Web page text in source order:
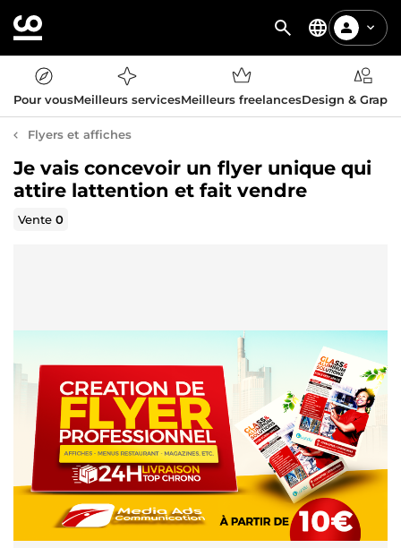
Pour vousMeilleurs servicesMeilleurs freelancesDesign &
Flyers et affiches
Je vais concevoir un flyer unique qui
attire lattention et fait vendre
Vente0